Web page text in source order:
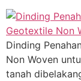
Dinding
Non Woven
tanah